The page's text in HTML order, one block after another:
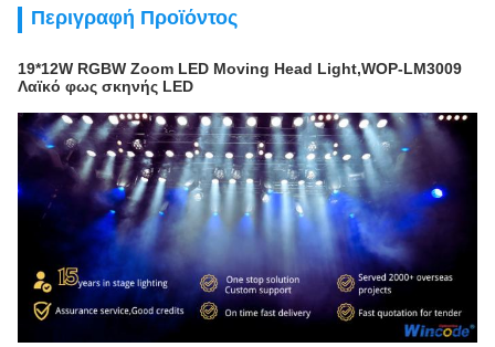
Περιγραφή Προϊόντος
19*12W RGBW Zoom LED Moving Head Light,WOP-LM3009
Λαϊκό φως σκηνής LED